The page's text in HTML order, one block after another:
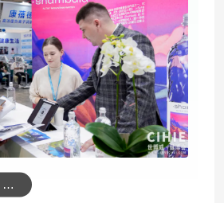
大健康涵盖哪些项目呢？